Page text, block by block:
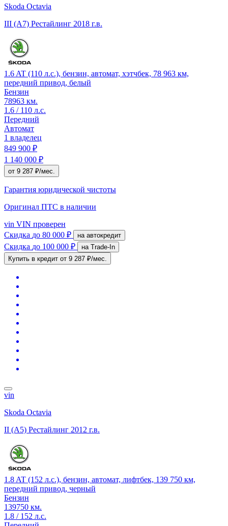
Skoda Octavia
III (A7) Рестайлинг 2018 г.в.
1.6 AT (110 л.с.), бензин, автомат, хэтчбек, 78 963 км,
передний привод, белый
Бензин
78963 км.
1.6 / 110 л.с.
Передний
Автомат
1 владелец
849 900 ₽
1 140 000 ₽
от 9 287 ₽/мес.
Гарантия юридической чистоты
Оригинал ПТС в наличии
vin VIN проверен
Скидка до 80 000 ₽ на автокредит
Скидка до 100 000 ₽
на Trade-In
Купить в кредит от 9 287 ₽/мес.
vin
Skoda Octavia
II (A5) Рестайлинг 2012 г.в.
1.8 AT (152 л.с.), бензин, автомат, лифтбек, 139 750 км,
передний привод, черный
Бензин
139750 км.
1.8 / 152 л.с.